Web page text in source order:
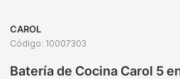
CAROL
Código: 10007303
Batería de Cocina Carol 5